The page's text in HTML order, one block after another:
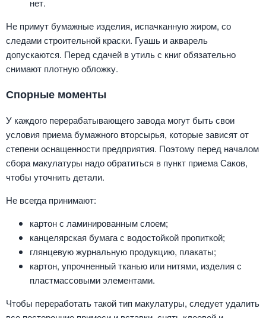
нет.
Не примут бумажные изделия, испачканную жиром, со
следами строительной краски. Гуашь и акварель
допускаются. Перед сдачей в утиль с книг обязательно
снимают плотную обложку.
Спорные моменты
У каждого перерабатывающего завода могут быть свои
условия приема бумажного вторсырья, которые зависят от
степени оснащенности предприятия. Поэтому перед началом
сбора макулатуры надо обратиться в пункт приема Саков,
чтобы уточнить детали.
Не всегда принимают:
картон с ламинированным слоем;
канцелярская бумага с водостойкой пропиткой;
глянцевую журнальную продукцию, плакаты;
картон, упрочненный тканью или нитями, изделия с
пластмассовыми элементами.
Чтобы переработать такой тип макулатуры, следует удалить